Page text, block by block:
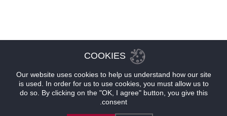
COOKIES
Our website uses cookies to help us understand how our site
is used. In order for us to use cookies, you must allow us to
do so. By clicking on the "OK, I agree" button, you give this
consent.